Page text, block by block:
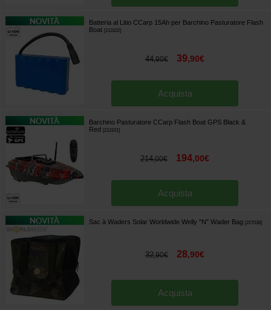
Batteria al Litio CCarp 15Ah per Barchino Pasturatore Flash
Boat
213102]
44,90€ 39,90€
Acquista
Barchino Pasturatore CCarp Flash Boat GPS Black &
Red
213101]
214,00€ 194,00€
Acquista
Sac à Waders Solar Worldwide Welly "N" Wader Bag 227038]
32,90€ 28,90€
Acquista